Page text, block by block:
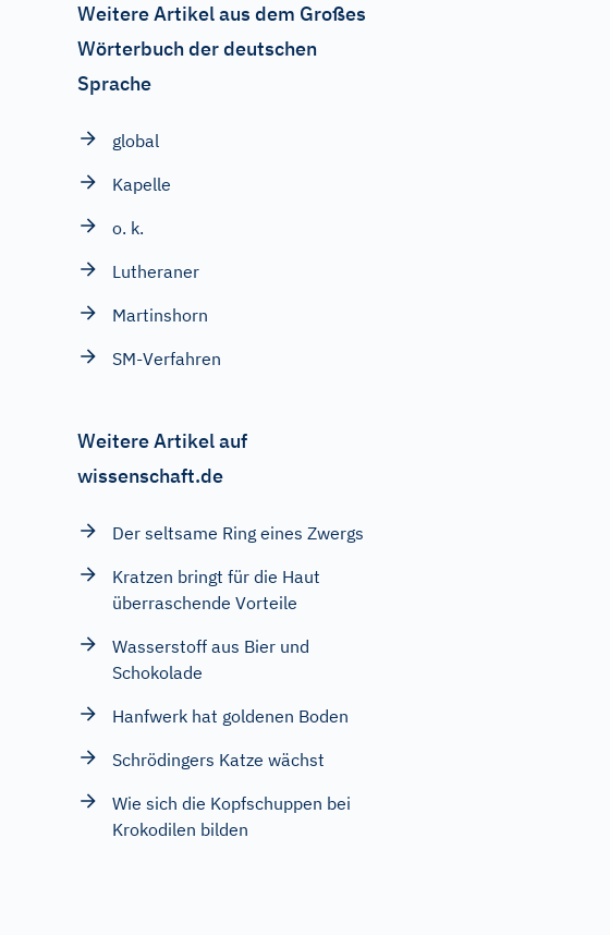
Weitere Artikel aus dem Großes
Wörterbuch der deutschen
Sprache
global
Kapelle
o. k.
Lutheraner
Martinshorn
SM-Verfahren
Weitere Artikel auf
wissenschaft.de
Der seltsame Ring eines Zwergs
Kratzen bringt für die Haut
überraschende Vorteile
Wasserstoff aus Bier und
Schokolade
Hanfwerk hat goldenen Boden
Schrödingers Katze wächst
Wie sich die Kopfschuppen bei
Krokodilen bilden